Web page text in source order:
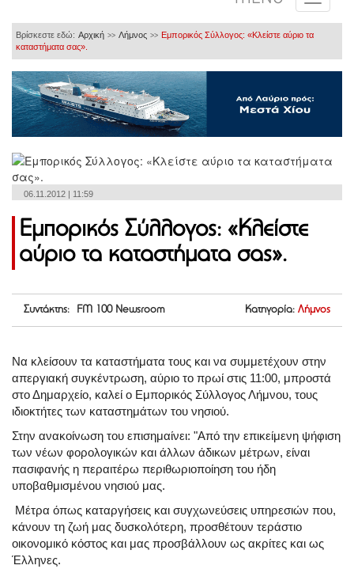
Βρίσκεστε εδώ: Αρχική >> Λήμνος >> Εμπορικός Σύλλογος: «Κλείστε αύριο τα
καταστήματα σας».
06.11.2012 | 11:59
Εμπορικός Σύλλογος: «Κλείστε
αύριο τα καταστήματα σας».
Συντάκτης: FM 100 Newsroom Κατηγορία: Λήμνος
Να κλείσουν τα καταστήματα τους και να συμμετέχουν στην
απεργιακή συγκέντρωση, αύριο το πρωί στις 11:00, μπροστά
στο Δημαρχείο, καλεί ο Εμπορικός Σύλλογος Λήμνου, τους
ιδιοκτήτες των καταστημάτων του νησιού.
Στην ανακοίνωση του επισημαίνει: "Από την επικείμενη ψήφιση
των νέων φορολογικών και άλλων άδικων μέτρων, είναι
πασιφανής η περαιτέρω περιθωριοποίηση του ήδη
υποβαθμισμένου νησιού μας.
Μέτρα όπως καταργήσεις και συγχωνεύσεις υπηρεσιών που,
κάνουν τη ζωή μας δυσκολότερη, προσθέτουν τεράστιο
οικονομικό κόστος και μας προσβάλλουν ως ακρίτες και ως
Έλληνες.